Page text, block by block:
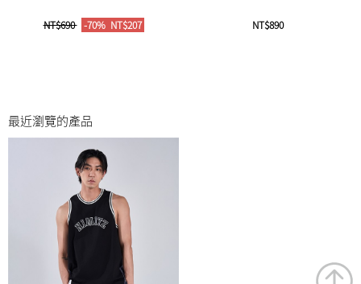
NT$690 -70% NT$207 NT$890
最近瀏覽的產品